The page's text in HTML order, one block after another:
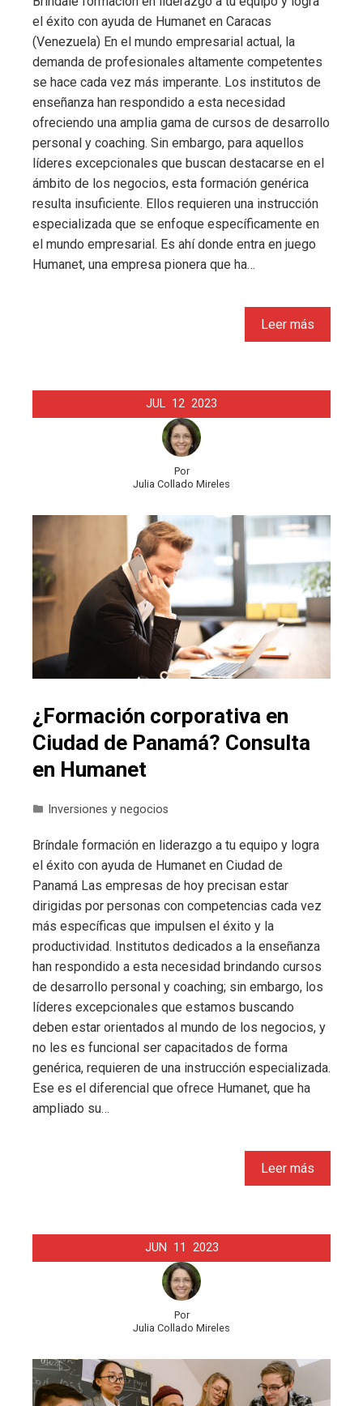
el éxito con ayuda de Humanet en Caracas
(Venezuela) En el mundo empresarial actual, la
demanda de profesionales altamente competentes
se hace cada vez más imperante. Los institutos de
enseñanza han respondido a esta necesidad
ofreciendo una amplia gama de cursos de desarrollo
personal y coaching. Sin embargo, para aquellos
líderes excepcionales que buscan destacarse en el
ámbito de los negocios, esta formación genérica
resulta insuficiente. Ellos requieren una instrucción
especializada que se enfoque específicamente en
el mundo empresarial. Es ahí donde entra en juego
Humanet, una empresa pionera que ha…
Leer más
JUL 12 2023
Por
Julia Collado Mireles
¿Formación corporativa en
Ciudad de Panamá? Consulta
en Humanet
Inversiones y negocios
Bríndale formación en liderazgo a tu equipo y logra
el éxito con ayuda de Humanet en Ciudad de
Panamá Las empresas de hoy precisan estar
dirigidas por personas con competencias cada vez
más específicas que impulsen el éxito y la
productividad. Institutos dedicados a la enseñanza
han respondido a esta necesidad brindando cursos
de desarrollo personal y coaching; sin embargo, los
líderes excepcionales que estamos buscando
deben estar orientados al mundo de los negocios, y
no les es funcional ser capacitados de forma
genérica, requieren de una instrucción especializada.
Ese es el diferencial que ofrece Humanet, que ha
ampliado su…
Leer más
JUN 11 2023
Por
Julia Collado Mireles